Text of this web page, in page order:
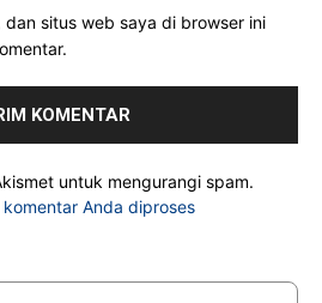
dan situs web saya di browser ini
untuk mengurangi spam.
Anda diproses